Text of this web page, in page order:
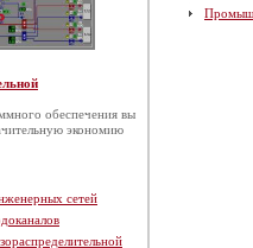
обеспечения вы
экономию
сетей